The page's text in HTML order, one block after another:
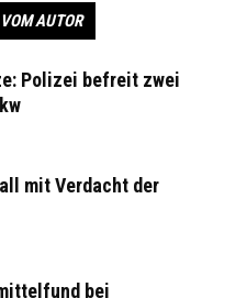
AUTOR
Polizei befreit zwei
mit Verdacht der
bei